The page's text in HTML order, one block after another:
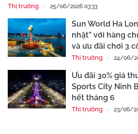
Thị trường 25/06/2026 03:33
Sun World Ha
nhật” với hàng
và ưu đãi chơi 3
Thị trường 24/06/
Ưu đãi 30% giá
Sports City Ninh
hết tháng 6
Thị trường 23/06/